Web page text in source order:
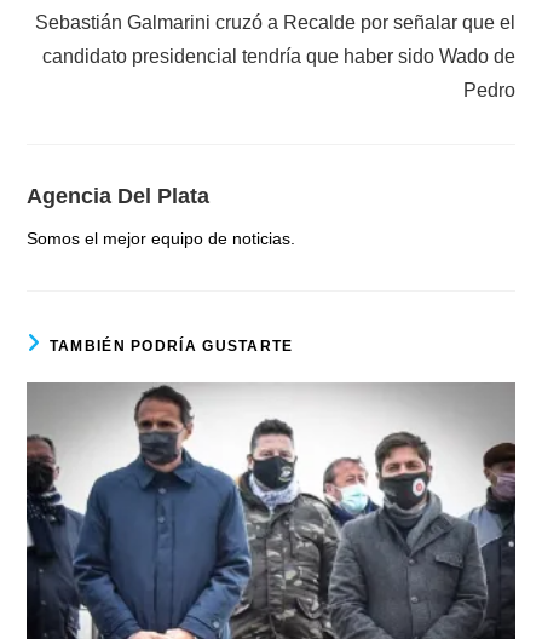
Sebastián Galmarini cruzó a Recalde por señalar que el
candidato presidencial tendría que haber sido Wado de
Pedro
Agencia Del Plata
Somos el mejor equipo de noticias.
TAMBIÉN PODRÍA GUSTARTE